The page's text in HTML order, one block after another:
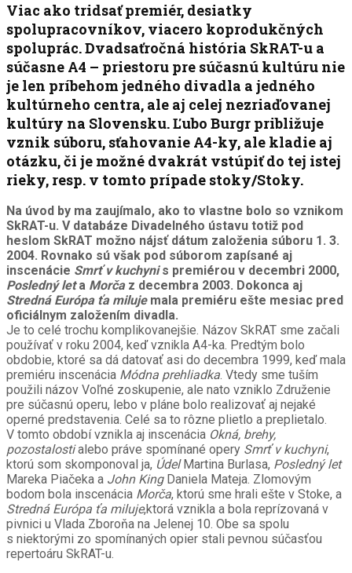
Viac ako tridsať premiér, desiatky
spolupracovníkov, viacero koprodukčných
spoluprác. Dvadsaťročná história SkRAT-u a
súčasne A4 – priestoru pre súčasnú kultúru nie
je len príbehom jedného divadla a jedného
kultúrneho centra, ale aj celej nezriaďovanej
kultúry na Slovensku. Ľubo Burgr približuje
vznik súboru, sťahovanie A4-ky, ale kladie aj
otázku, či je možné dvakrát vstúpiť do tej istej
rieky, resp. v tomto prípade stoky/Stoky.
Na úvod by ma zaujímalo, ako to vlastne bolo so vznikom
SkRAT-u. V databáze Divadelného ústavu totiž pod
heslom SkRAT možno nájsť dátum založenia súboru 1. 3.
2004. Rovnako sú však pod súborom zapísané aj
inscenácie Smrť v kuchynis premiérou v decembri 2000,
Posledný leta Morčaz decembra 2003. Dokonca aj
Stredná Európa ťa miluje mala premiéru ešte mesiac pred
oficiálnym založením divadla.
Je to celé trochu komplikovanejšie. Názov SkRAT sme začali
používať v roku 2004, keď vznikla A4-ka. Predtým bolo
obdobie, ktoré sa dá datovať asi do decembra 1999, keď mala
premiéru inscenácia Módna prehliadka. Vtedy sme tuším
použili názov Voľné zoskupenie, ale nato vzniklo Združenie
pre súčasnú operu, lebo v pláne bolo realizovať aj nejaké
operné predstavenia. Celé sa to rôzne plietlo a preplietalo.
V tomto období vznikla aj inscenácia Okná, brehy,
pozostalostialebo práve spomínané opery Smrť v kuchyni,
ktorú som skomponoval ja, Údel Martina Burlasa, Posledný let
Mareka Piačeka a John King Daniela Mateja. Zlomovým
bodom bola inscenácia Morča, ktorú sme hrali ešte v Stoke, a
Stredná Európa ťa miluje,ktorá vznikla a bola reprízovaná v
pivnici u Vlada Zboroňa na Jelenej 10. Obe sa spolu
s niektorými zo spomínaných opier stali pevnou súčasťou
repertoáru SkRAT-u.